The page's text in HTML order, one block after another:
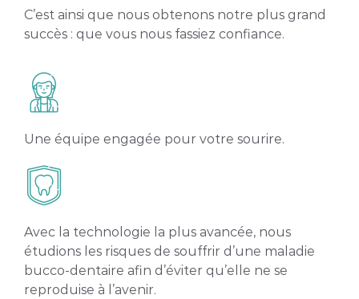
C’est ainsi que nous obtenons notre plus grand
succès : que vous nous fassiez confiance.
Une équipe engagée pour votre sourire.
Avec la technologie la plus avancée, nous
étudions les risques de souffrir d’une maladie
bucco-dentaire afin d’éviter qu’elle ne se
reproduise à l’avenir.